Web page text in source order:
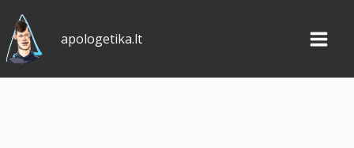
Pereiti
prie
turinio
apologetika.lt